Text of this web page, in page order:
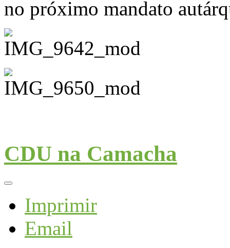
no próximo mandato
CDU na Camacha
Imprimir
Email